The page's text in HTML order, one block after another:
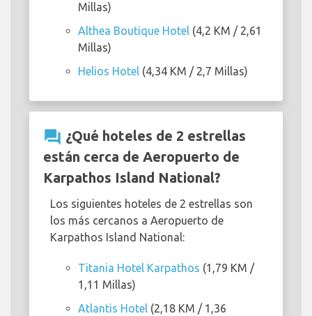
Millas)
Althea Boutique Hotel (4,2 KM / 2,61
Millas)
Helios Hotel (4,34 KM / 2,7 Millas)
question_answer ¿Qué hoteles de 2 estrellas
están cerca de Aeropuerto de
Karpathos Island National?
Los siguientes hoteles de 2 estrellas son
los más cercanos a Aeropuerto de
Karpathos Island National:
Titania Hotel Karpathos (1,79 KM /
1,11 Millas)
Atlantis Hotel (2,18 KM / 1,36